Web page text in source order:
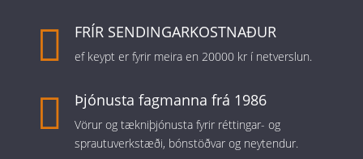
 FRÍR SENDINGARKOSTNAÐUR
ef keypt er fyrir meira en 20000 kr í netverslun.
 Þjónusta fagmanna frá 1986
Vörur og tækniþjónusta fyrir réttingar- og
sprautuverkstæði, bónstöðvar og neytendur.